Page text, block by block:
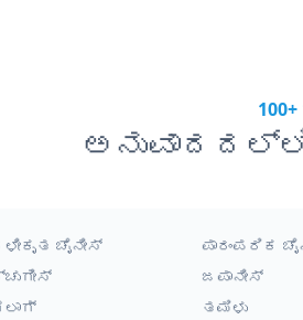
ಚೈನೀಸ್ ಪಾರಂಪರಿಕ
ಜಪಾನೀಸ್
ತಮಿಳು